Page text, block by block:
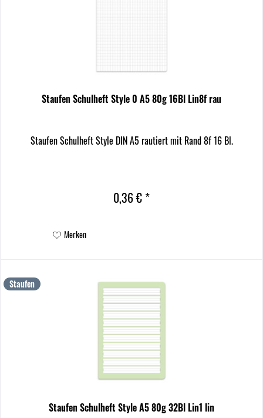
Staufen Schulheft Style 0 A5 80g 16Bl Lin8f rau
Staufen Schulheft Style DIN A5 rautiert mit Rand 8f 16 Bl.
0,36 € *
Merken
Staufen
Staufen Schulheft Style A5 80g 32Bl Lin1 lin